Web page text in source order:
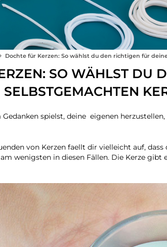
Dochte für Kerzen: So wählst du den richtigen für
SO WÄHLST DU
SELBSTGEMACHTEN
spielst, deine eigenen
von Kerzen faellt dir vielleicht auf,
wenigsten in diesen Fällen. Die Kerze